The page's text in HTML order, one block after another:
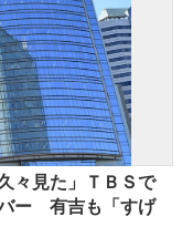
々見た」ＴＢＳで
バー 有吉も「すげ